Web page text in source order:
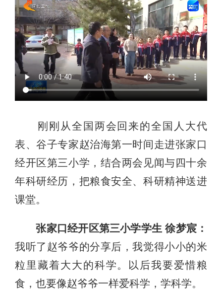
刚刚从全国两会回来的全国人大代
表、谷子专家赵治海第一时间走进张家口
经开区第三小学，结合两会见闻与四十余
年科研经历，把粮食安全、科研精神送进
课堂。
张家口经开区第三小学学生 徐梦宸：
我听了赵爷爷的分享后，我觉得小小的米
粒里藏着大大的科学。以后我要爱惜粮
食，也要像赵爷爷一样爱科学，学科学。